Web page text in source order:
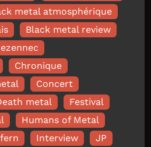
metal atmosphérique
Black metal review
Chronique
Concert
metal
Festival
Humans of Metal
Interview
JP